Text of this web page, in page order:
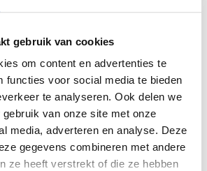
gebruik van cookies
om content en advertenties te
functies voor social media te bieden
te analyseren. Ook delen we
van onze site met onze
media, adverteren en analyse. Deze
gegevens combineren met andere
ze heeft verstrekt of die ze hebben
je een e-mail sturen naar